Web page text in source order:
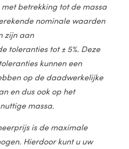
betrekking tot de massa
nominale waarden
zijn aan
toleranties tot ± 5%. Deze
kunnen een
op de daadwerkelijke
en dus ook op het
massa.
is de maximale
Hierdoor kunt u uw